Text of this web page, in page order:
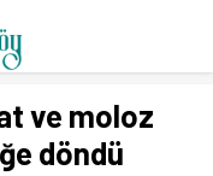
ve moloz
döndü